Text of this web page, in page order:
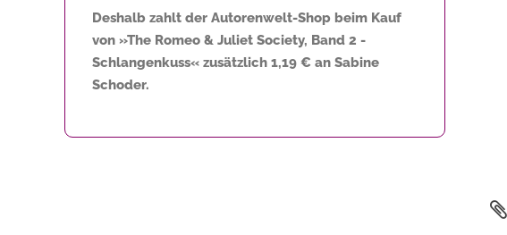
Deshalb zahlt der Autorenwelt-Shop beim Kauf
von »The Romeo & Juliet Society, Band 2 -
Schlangenkuss« zusätzlich 1,19 € an Sabine
Schoder.